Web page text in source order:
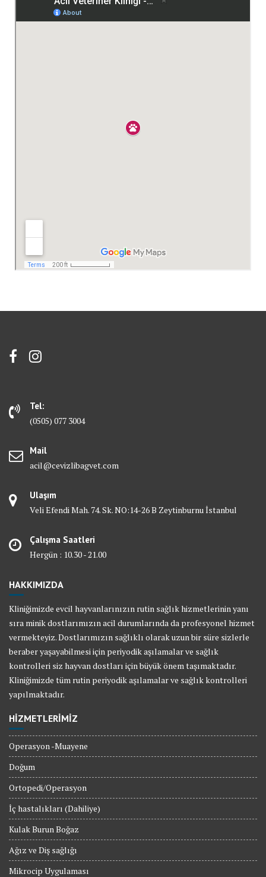
Tel:
(0505) 077 3004
Mail
acil@cevizlibagvet.com
Ulaşım
Veli Efendi Mah. 74. Sk. NO:14-26 B Zeytinburnu İstanbul
Çalışma Saatleri
Hergün : 10.30 - 21.00
HAKKIMIZDA
Kliniğimizde evcil hayvanlarınızın rutin sağlık hizmetlerinin yanı
sıra minik dostlarımızın acil durumlarında da profesyonel hizmet
vermekteyiz. Dostlarımızın sağlıklı olarak uzun bir süre sizlerle
beraber yaşayabilmesi için periyodik aşılamalar ve sağlık
kontrolleri siz hayvan dostları için büyük önem taşımaktadır.
Kliniğimizde tüm rutin periyodik aşılamalar ve sağlık kontrolleri
yapılmaktadır.
HİZMETLERİMİZ
Operasyon -Muayene
Doğum
Ortopedi/Operasyon
İç hastalıkları (Dahiliye)
Kulak Burun Boğaz
Ağız ve Diş sağlığı
Mikrocip Uygulaması